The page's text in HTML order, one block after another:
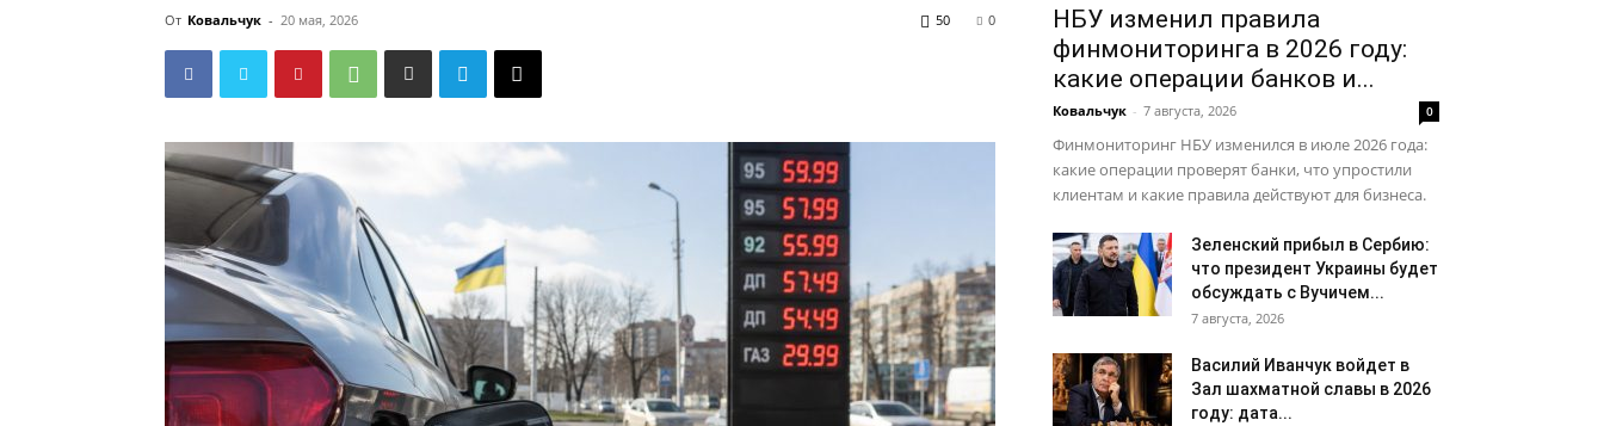
От Ковальчук - 20 мая, 2026 0
50
НБУ изменил правила
финмониторинга в 2026 году:
какие операции банков и...
Ковальчук - 7 августа, 2026 0
Финмониторинг НБУ изменился в июле 2026 года:
какие операции проверят банки, что упростили
клиентам и какие правила действуют для бизнеса.
Зеленский прибыл в Сербию:
что президент Украины будет
обсуждать с Вучичем...
7 августа, 2026
Василий Иванчук войдет в
Зал шахматной славы в 2026
году: дата...